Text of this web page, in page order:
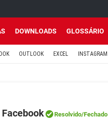
DOWNLOADS GLOSSÁRIO
OUTLOOK EXCEL INSTAGRAM
Resolvido/Fechado